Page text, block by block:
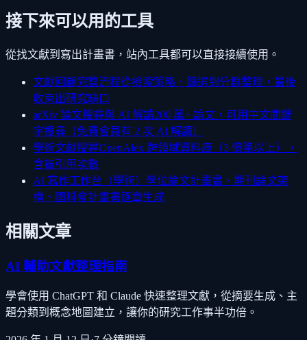
接下來可以用的工具
從找文獻到寫出計畫書，站內工具都可以直接接續使用。
文獻回顧完整流程從檢索策略、篩選到分群整理，最後
收束出研究缺口
arXiv 論文搜尋與 AI 解讀200 萬+ 論文，可用中文關鍵
字搜尋（免費會員有 2 次 AI 解讀）
學術文獻搜尋OpenAlex 跨領域資料庫（3 億筆以上），
含被引用次數
AI 寫作工作台（學術） 學位論文計畫書、期刊論文架
構、國科會計畫書逐章生成
相關文章
AI 輔助文獻整理指南
學會使用 ChatGPT 和 Claude 快速整理文獻，從摘要生成、主
題分類到概念地圖建立，讓你的研究工作事半功倍。